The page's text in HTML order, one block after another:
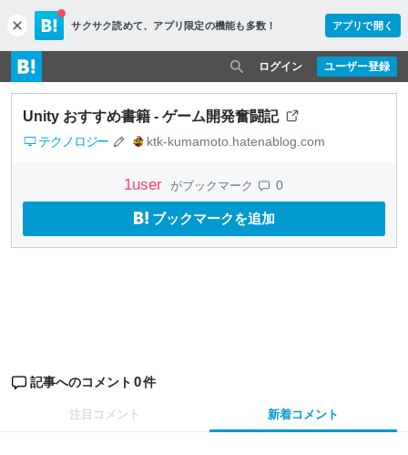
c
l
o
s
e
サクサク読めて、 アプリ限定の機能も多数！ アプリで開く
ユーザー登録
ログイン
Unity おすすめ書籍 - ゲーム開発奮闘記
テクノロジー ktk-kumamoto.hatenablog.com
1user がブックマーク 0
ブックマークを追加
記事へのコメント 0件
注目コメント 新着コメント